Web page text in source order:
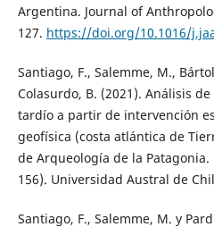
Argentina. Journal of
127. https://doi.org/10.1016/
Santiago, F., Salemme, M.,
Colasurdo, B. (2021). Análisis
tardío a partir de intervención
geofísica (costa atlántica de
de Arqueología de la
156). Universidad Austral de
Santiago, F., Salemme, M. y